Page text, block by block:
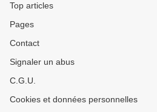
Top articles
Pages
Contact
Signaler un abus
C.G.U.
Cookies et données personnelles